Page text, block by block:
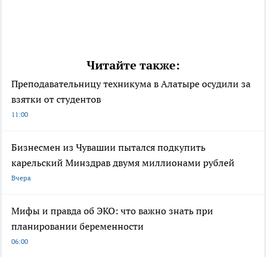
Читайте также:
Преподавательницу техникума в Алатыре осудили за
взятки от студентов
11:00
Бизнесмен из Чувашии пытался подкупить
карельский Минздрав двумя миллионами рублей
Вчера
Мифы и правда об ЭКО: что важно знать при
планировании беременности
06:00